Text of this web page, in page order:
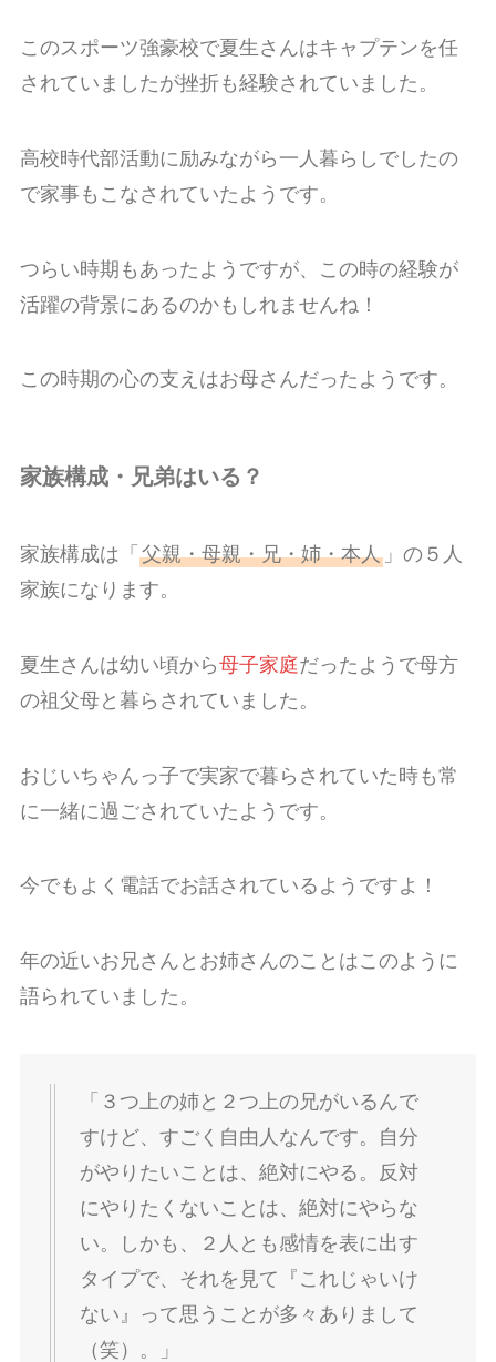
このスポーツ強豪校で夏生さんはキャプテンを任
されていましたが挫折も経験されていました。
高校時代部活動に励みながら一人暮らしでしたの
で家事もこなされていたようです。
つらい時期もあったようですが、この時の経験が
活躍の背景にあるのかもしれませんね！
この時期の心の支えはお母さんだったようです。
家族構成・兄弟はいる？
家族構成は「 父親・母親・兄・姉・本人」の５人
家族になります。
夏生さんは幼い頃から母子家庭だったようで母方
の祖父母と暮らされていました。
おじいちゃんっ子で実家で暮らされていた時も常
に一緒に過ごされていたようです。
今でもよく電話でお話されているようですよ！
年の近いお兄さんとお姉さんのことはこのように
語られていました。
「３つ上の姉と２つ上の兄がいるんで
すけど、すごく自由人なんです。自分
がやりたいことは、絶対にやる。反対
にやりたくないことは、絶対にやらな
い。しかも、２人とも感情を表に出す
タイプで、それを見て『これじゃいけ
ない』って思うことが多々ありまして
（笑）。」